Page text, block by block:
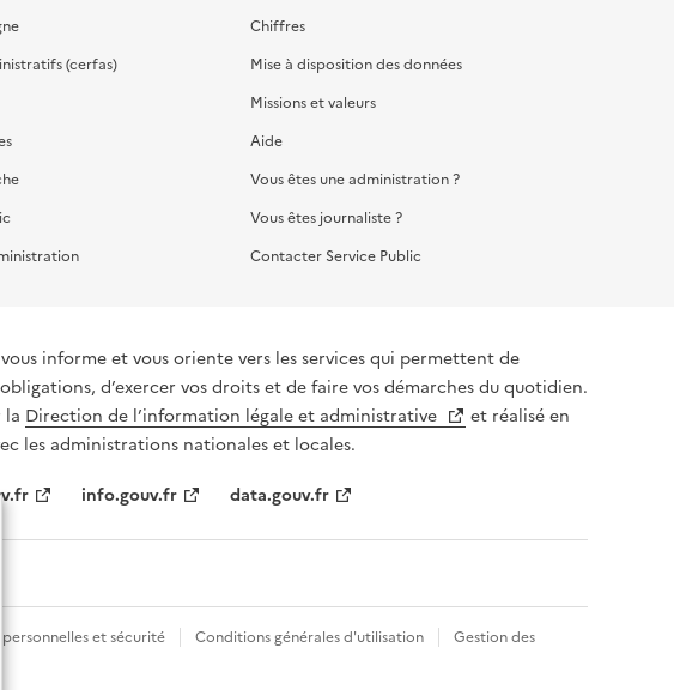
(cerfas)
Chiffres
Mise à disposition des données
Missions et valeurs
Aide
Vous êtes une administration ?
Vous êtes journaliste ?
Contacter Service Public
informe et vous oriente vers les services qui permettent de
d’exercer vos droits et de faire vos démarches du quotidien.
la Direction de l’information légale et administrative
et réalisé en
les administrations nationales et locales.
info.gouv.fr data.gouv.fr
personnelles et sécurité Conditions générales d'utilisation
Gestion des